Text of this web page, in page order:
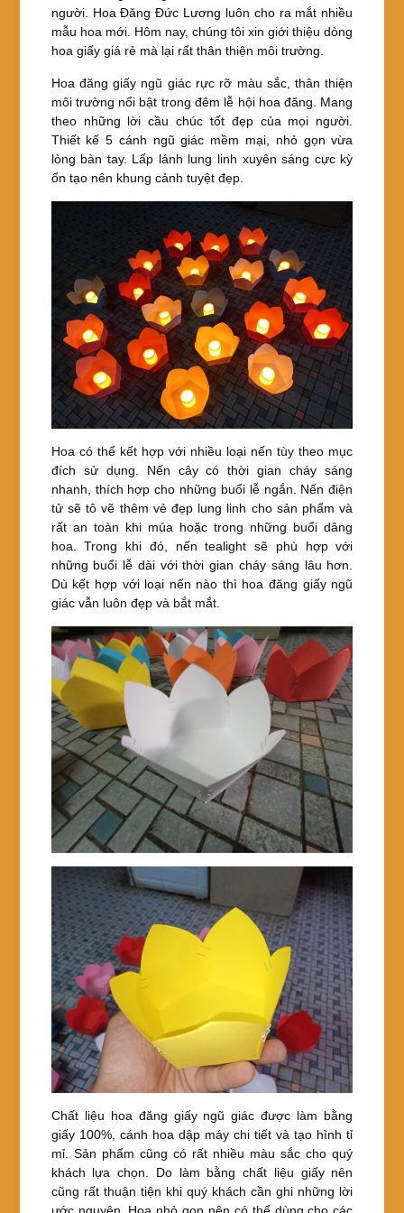
o
k
người. Hoa Đăng Đức Lương luôn cho ra mắt nhiều
mẫu hoa mới. Hôm nay, chúng tôi xin giới thiệu dòng
hoa giấy giá rẻ mà lại rất thân thiện môi trường.
Hoa đăng giấy ngũ giác rực rỡ màu sắc, thân thiện
môi trường nổi bật trong đêm lễ hội hoa đăng. Mang
theo những lời cầu chúc tốt đẹp của mọi người.
Thiết kế 5 cánh ngũ giác mềm mại, nhỏ gọn vừa
lòng bàn tay. Lấp lánh lung linh xuyên sáng cực kỳ
ổn tạo nên khung cảnh tuyệt đẹp.
Hoa có thể kết hợp với nhiều loại nến tùy theo mục
đích sử dụng. Nến cây có thời gian cháy sáng
nhanh, thích hợp cho những buổi lễ ngắn. Nến điện
tử sẽ tô vẽ thêm vẻ đẹp lung linh cho sản phẩm và
rất an toàn khi múa hoặc trong những buổi dâng
hoa. Trong khi đó, nến tealight sẽ phù hợp với
những buổi lễ dài với thời gian cháy sáng lâu hơn.
Dù kết hợp với loại nến nào thì hoa đăng giấy ngũ
giác vẫn luôn đẹp và bắt mắt.
Chất liệu hoa đăng giấy ngũ giác được làm bằng
giấy 100%, cánh hoa dập máy chi tiết và tạo hình tỉ
mỉ. Sản phẩm cũng có rất nhiều màu sắc cho quý
khách lựa chọn. Do làm bằng chất liệu giấy nên
cũng rất thuận tiện khi quý khách cần ghi những lời